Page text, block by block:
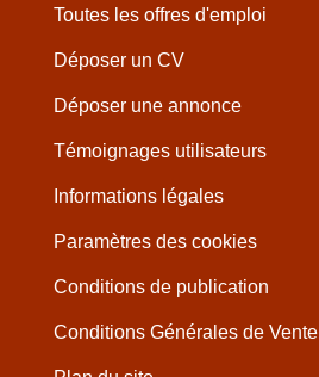
Toutes les offres d'emploi
Déposer un CV
Déposer une annonce
Témoignages utilisateurs
Informations légales
Paramètres des cookies
Conditions de publication
Conditions Générales de Vente